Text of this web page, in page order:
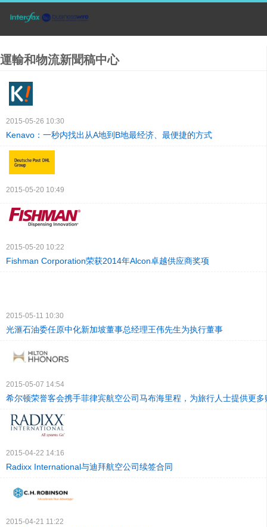
運輸和物流新聞稿中心
2015-05-26 10:30
Kenavo：一秒内找出从A地到B地最经济、最便捷的方式
2015-05-20 10:49
2015-05-20 10:22
Fishman Corporation荣获2014年Alcon卓越供应商奖项
2015-05-11 10:30
光滙石油委任原中化新加坡董事总经理王伟先生为执行董事
2015-05-07 14:54
希尔顿荣誉客会携手菲律宾航空公司马布海里程，为旅行人士提供更
2015-04-22 14:16
Radixx International与迪拜航空公司续签合同
2015-04-21 11:22